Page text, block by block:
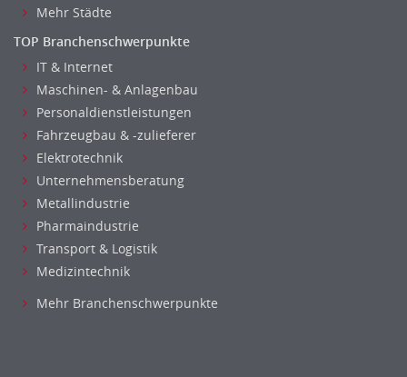
Mehr Städte
TOP Branchenschwerpunkte
IT & Internet
Maschinen- & Anlagenbau
Personaldienstleistungen
Fahrzeugbau & -zulieferer
Elektrotechnik
Unternehmensberatung
Metallindustrie
Pharmaindustrie
Transport & Logistik
Medizintechnik
Mehr Branchenschwerpunkte